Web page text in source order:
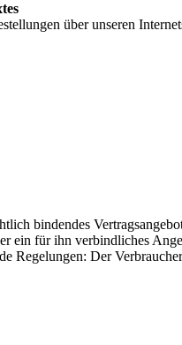
über unseren
bindendes
ein für ihn verbindliches
Regelungen: Der